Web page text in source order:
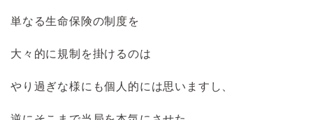
単なる生命保険の制度を
大々的に規制を掛けるのは
やり過ぎな様にも個人的には思いますし、